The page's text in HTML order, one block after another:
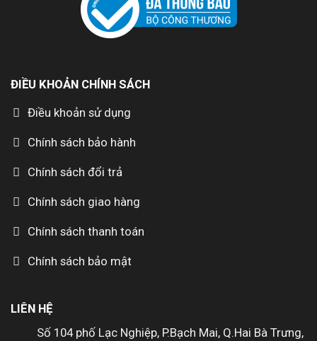
ĐIỀU KHOẢN CHÍNH SÁCH
Điều khoản sử dụng
Chính sách bảo hành
Chính sách đổi trả
Chính sách giao hàng
Chính sách thanh toán
Chính sách bảo mật
LIÊN HỆ
Số 104 phố Lạc Nghiệp, P.Bạch Mai, Q.Hai Bà Trưng,